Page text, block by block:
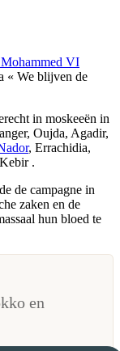
VI
« We blijven de
in moskeeën in
Oujda, Agadir,
, Errachidia,
.
de campagne in
zaken en de
hun bloed te
en